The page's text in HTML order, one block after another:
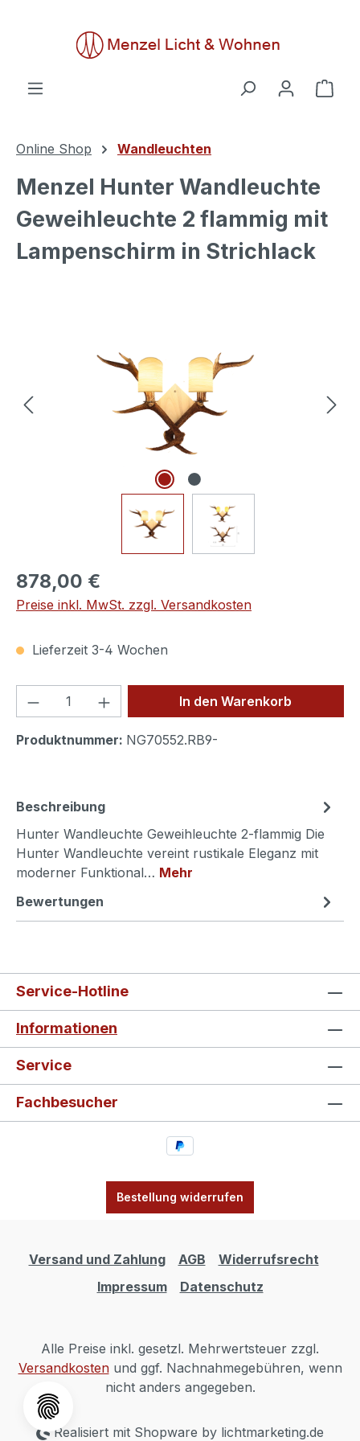
Online Shop Wandleuchten
Menzel Hunter Wandleuchte
Geweihleuchte 2 flammig mit
Lampenschirm in Strichlack
878,00 €
Preise inkl. MwSt. zzgl. Versandkosten
Lieferzeit 3-4 Wochen
Produkt Anzahl: Gib denIn den Warenkorb
Produktnummer: NG70552.RB9-
Beschreibung
Hunter Wandleuchte Geweihleuchte 2-flammig Die
Hunter Wandleuchte vereint rustikale Eleganz mit
moderner Funktional… Mehr
Bewertungen
Service-Hotline
Informationen
Service
Fachbesucher
Bestellung widerrufen
Versand und Zahlung AGB
Widerrufsrecht
Impressum
Datenschutz
Alle Preise inkl. gesetzl. Mehrwertsteuer zzgl.
Versandkostenund ggf. Nachnahmegebühren, wenn
nicht anders angegeben.
Realisiert mit Shopware by lichtmarketing.de